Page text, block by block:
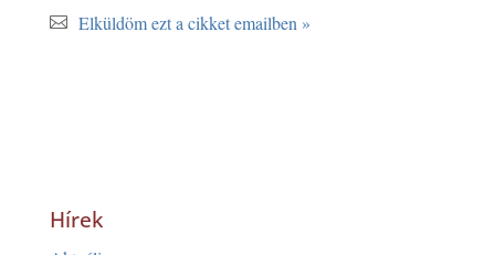
Elküldöm ezt a cikket emailben »
Hírek